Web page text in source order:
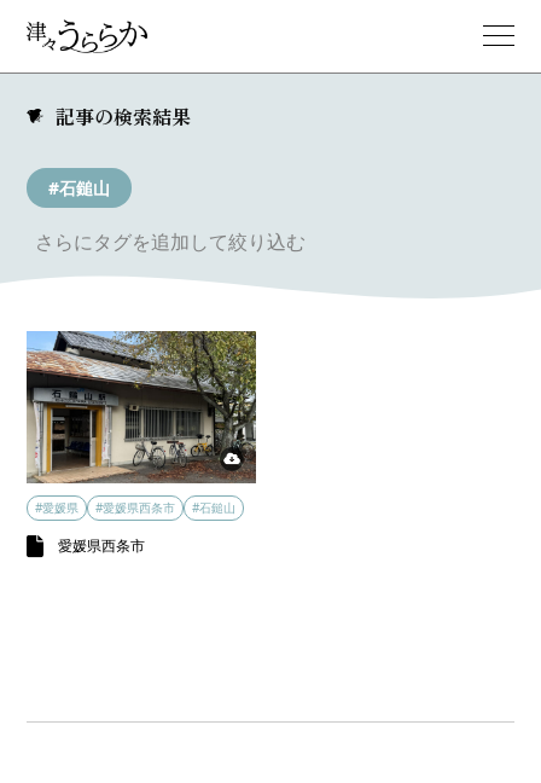
記事の検索結果
#石鎚山
さらにタグを追加して絞り込む
#愛媛県 #愛媛県西条市 #石鎚山
愛媛県西条市